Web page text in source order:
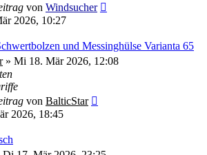
von Windsucher
2026, 10:27
und Messinghülse Varianta 65
» Mi 18. Mär 2026, 12:08
von BalticStar
2026, 18:45